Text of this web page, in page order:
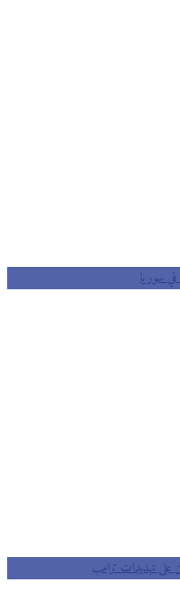
سوريا
تهديدات ترامب